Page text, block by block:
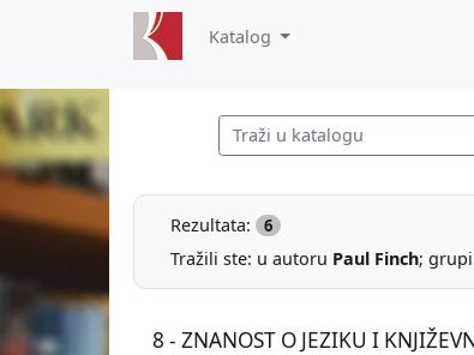
Katalog
Rezultata: 6
Tražili ste: u autoru Paul Finch;
8 - ZNANOST O JEZIKU I